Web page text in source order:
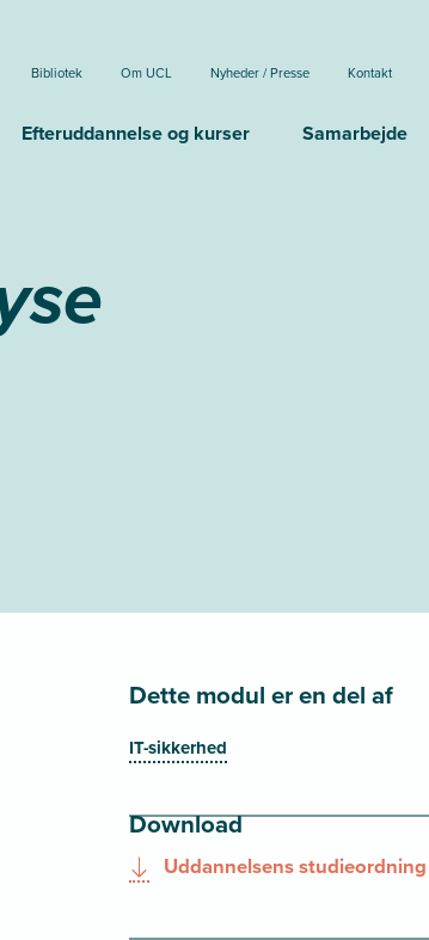
Bibliotek Om UCL Nyheder / Presse Kontakt
Efteruddannelse og kurser Samarbejde
Dette modul er en del af
IT-sikkerhed
Download
Uddannelsens studieordning